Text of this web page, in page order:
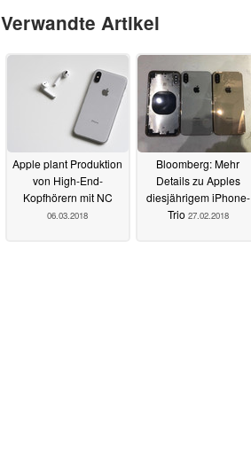
Verwandte Artikel
Apple plant Produktion
von High-End-
Kopfhörern mit NC
06.03.2018
Bloomberg: Mehr
Details zu Apples
diesjährigem iPhone-
Trio 27.02.2018